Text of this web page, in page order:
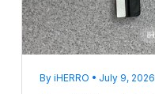
By iHERRO • July 9, 2026